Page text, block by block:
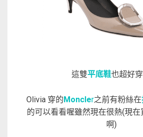
這雙平底鞋也超好
Olivia 穿的Moncler之前有粉絲在
的可以看看喔雖然現在很熱(現
啊)